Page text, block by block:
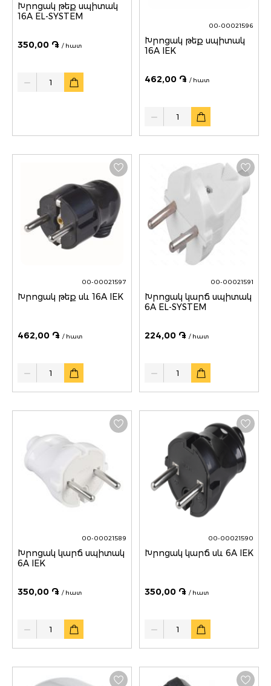
Խրոցակ թեք սպիտակ
16A EL-SYSTEM
350,00 ֏ / հատ
00-00021596
Խրոցակ թեք սպիտակ
16A IEK
462,00 ֏ / հատ
Quantity
00-00021597
Խրոցակ թեք սև 16A IEK
462,00 ֏ / հատ
Quantity
00-00021591
Խրոցակ կարճ սպիտակ
6A EL-SYSTEM
224,00 ֏ / հատ
Quantity
00-00021589
Խրոցակ կարճ սպիտակ
6A IEK
350,00 ֏ / հատ
Quantity
00-00021590
Խրոցակ կարճ սև 6A IEK
350,00 ֏ / հատ
Quantity